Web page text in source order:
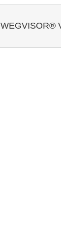
WEGVISOR®